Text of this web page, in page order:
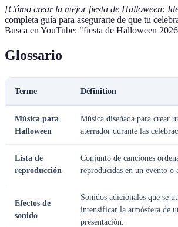
[Cómo crear la mejor fiesta de Halloween:
completa guía para asegurarte de que tu
Busca en YouTube: "fiesta de Halloween
Glossario
Terme Définition
Música para
Halloween
Música diseñada para crear
aterrador durante las
Lista de
reproducción
Conjunto de canciones
reproducidas en un evento o
Efectos de
sonido
Sonidos adicionales que se
intensificar la atmósfera de
presentación.